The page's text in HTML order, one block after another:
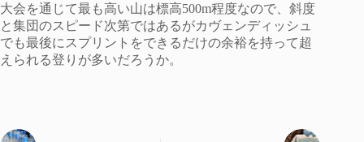
大会を通じて最も高い山は標高500m程度なので、斜度
と集団のスピード次第ではあるがカヴェンディッシュ
でも最後にスプリントをできるだけの余裕を持って超
えられる登りが多いだろうか。